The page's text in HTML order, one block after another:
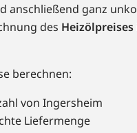
anschließend ganz
des Heizölpreises
berechnen:
von Ingersheim
Liefermenge